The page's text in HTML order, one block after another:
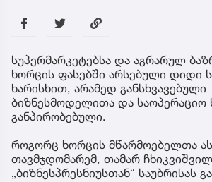
სუპერმარკეტებსა და აგრარულ
ხორცის ფასებში არსებული დიდი
ხარისხით, არამედ განსხვავებული
ბიზნესმოდელითა და საოპერაციო
განპირობებული.
როგორც ხორცის მწარმოებელთა
თავმჯდომარემ, თამარ
„ბიზნესპრესნიუსთან“ საუბრისას